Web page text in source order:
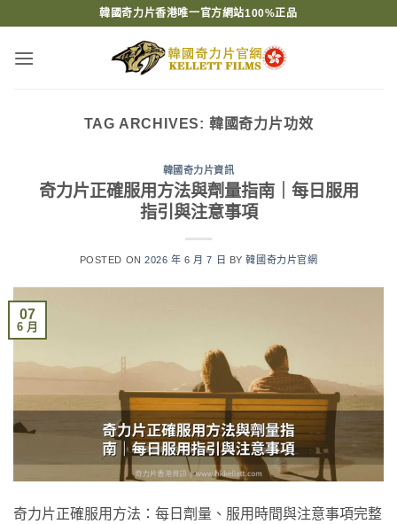
content
韓國奇力片香港唯一官方網站100%正品
TAG ARCHIVES: 韓國奇力片功效
韓國奇力片資訊
奇力片正確服用方法與劑量指南｜每日服用
指引與注意事項
POSTED ON2026 年 6 月 7 日 BY韓國奇力片官網
07
6 月
奇力片正確服用方法：每日劑量、服用時間與注意事項完整